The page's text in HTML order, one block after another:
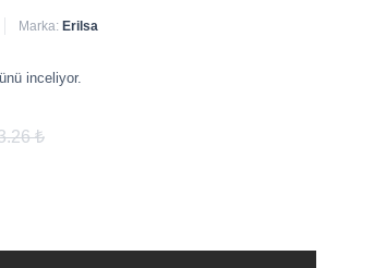
Marka: Erilsa
inceliyor.
₺